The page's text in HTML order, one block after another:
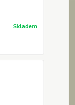
Skladem